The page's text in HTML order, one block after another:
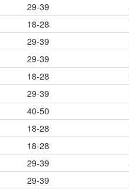
29-39
18-28
29-39
29-39
18-28
29-39
40-50
18-28
18-28
29-39
29-39